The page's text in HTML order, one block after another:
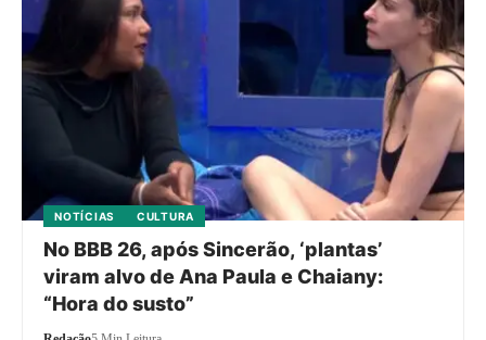
NOTÍCIAS CULTURA
No BBB 26, após Sincerão, ‘plantas’
viram alvo de Ana Paula e Chaiany:
“Hora do susto”